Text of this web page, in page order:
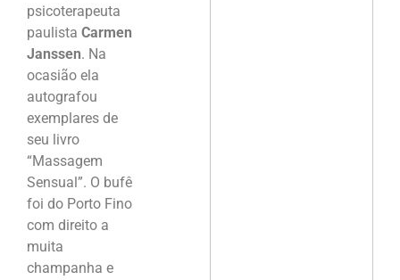
psicoterapeuta
paulista Carmen
Janssen. Na
ocasião ela
autografou
exemplares de
seu livro
“Massagem
Sensual”. O bufê
foi do Porto Fino
com direito a
muita
champanha e